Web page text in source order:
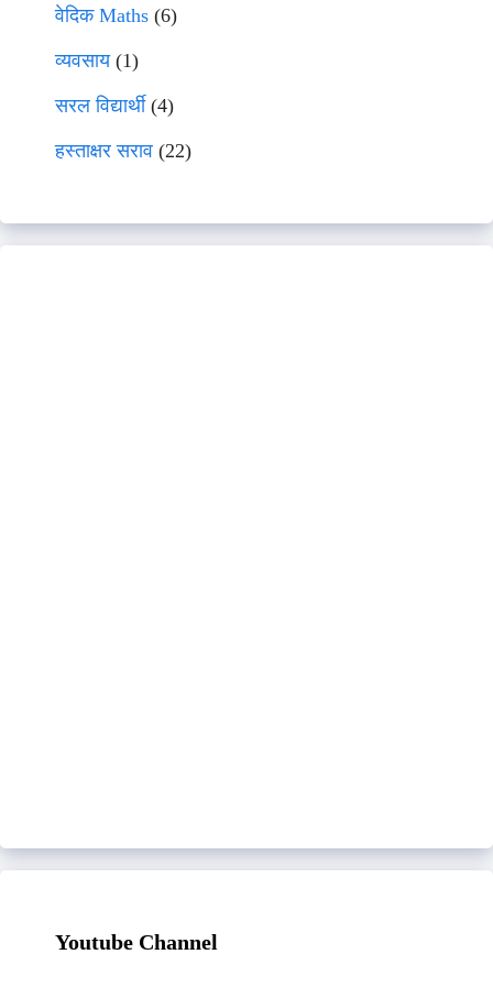
वेदिक Maths (6)
व्यवसाय(1)
सरल विद्यार्थी(4)
हस्ताक्षर सराव (22)
Youtube Channel